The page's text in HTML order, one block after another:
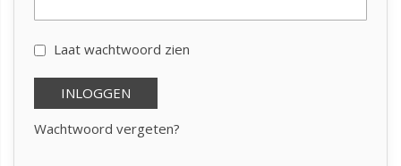
Laat wachtwoord zien
INLOGGEN
Wachtwoord vergeten?